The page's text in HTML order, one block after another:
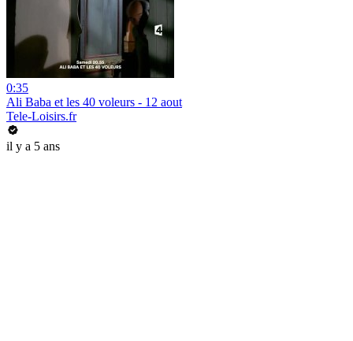
0:35
Ali Baba et les 40 voleurs - 12 aout
Tele-Loisirs.fr
il y a 5 ans